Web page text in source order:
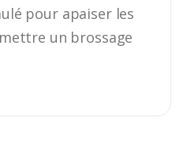
pour apaiser les
un brossage